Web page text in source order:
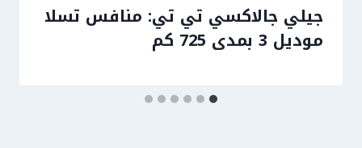
جيلي جالاكسي تي تي: منافس تسلا
موديل 3 بمدى 725 كم